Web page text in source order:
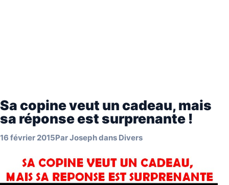
Sa copine veut un cadeau, mais
sa réponse est surprenante !
16 février 2015ParJosephdans Divers